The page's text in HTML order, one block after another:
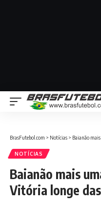
BrasFutebol.com > Notícias > Baianão mais
NOTÍCIAS
Baianão mais
Vitória longe